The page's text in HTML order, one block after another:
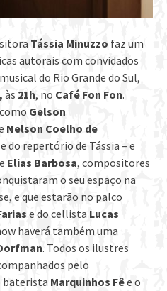
Tássia Minuzzo faz um
autorais com convidados
do Rio Grande do Sul,
às 21h, no Café Fon Fon.
Gelson
Nelson Coelho de
do repertório de Tássia – e
e Elias Barbosa, compositores
o seu espaço na
e que estarão no palco
e do cellista Lucas
haverá também uma
. Todos os ilustres
pelo
baterista Marquinhos Fêe o